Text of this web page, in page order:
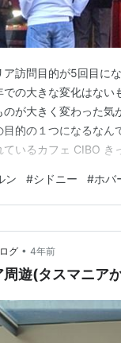
訪問目的が5回目に
の大きな変化はない
が大きく変わった
目的の１つになるな
いるカフェ CIBO き
日本でもカフェチェ
もはや定番のスタバ、
ン #シドニー #ホバ
グ • 4年前
遊(タスマニア